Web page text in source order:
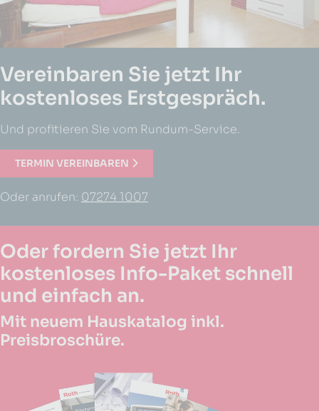
Vereinbaren Sie jetzt Ihr
kostenloses Erstgespräch.
Und profitieren Sie vom Rundum-Service.
TERMIN VEREINBAREN
Oder anrufen: 07274 1007
Oder fordern Sie jetzt Ihr
kostenloses Info-Paket schnell
und einfach an.
Mit neuem Hauskatalog inkl.
Preisbroschüre.